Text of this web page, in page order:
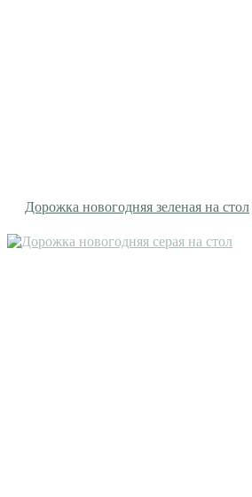
Дорожка новогодняя зеленая на стол